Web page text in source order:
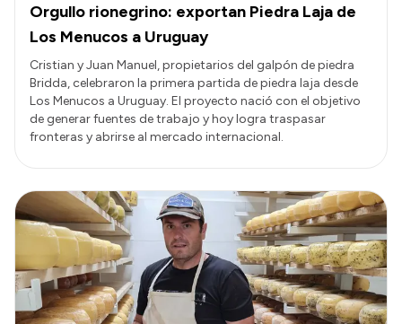
Orgullo rionegrino: exportan Piedra Laja de
Los Menucos a Uruguay
Cristian y Juan Manuel, propietarios del galpón de piedra
Bridda, celebraron la primera partida de piedra laja desde
Los Menucos a Uruguay. El proyecto nació con el objetivo
de generar fuentes de trabajo y hoy logra traspasar
fronteras y abrirse al mercado internacional.